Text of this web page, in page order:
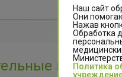
Наш сайт
Они
Нажав
Обработка
Политика